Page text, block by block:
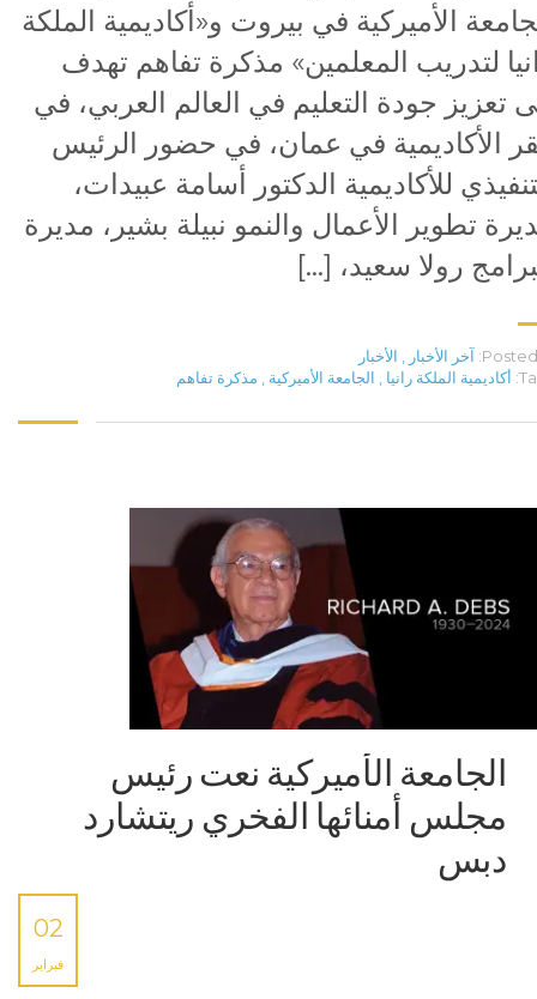
الأميركية في بيروت و«أكاديمية الملكة
لتدريب المعلمين» مذكرة تفاهم تهدف
تعزيز جودة التعليم في العالم العربي، في
الأكاديمية في عمان، في حضور الرئيس
للأكاديمية الدكتور أسامة عبيدات،
تطوير الأعمال والنمو نبيلة بشير، مديرة
رولا سعيد، […]
Posted آخر الأخبار
الأخبار
أكاديمية الملكة رانيا الجامعة الأميركية مذكرة تفاهم
الجامعة الأميركية نعت رئيس
مجلس أمنائها الفخري ريتشارد
دبس
02
فبراير